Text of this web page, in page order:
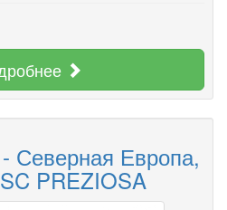
Северная Европа,
PREZIOSA